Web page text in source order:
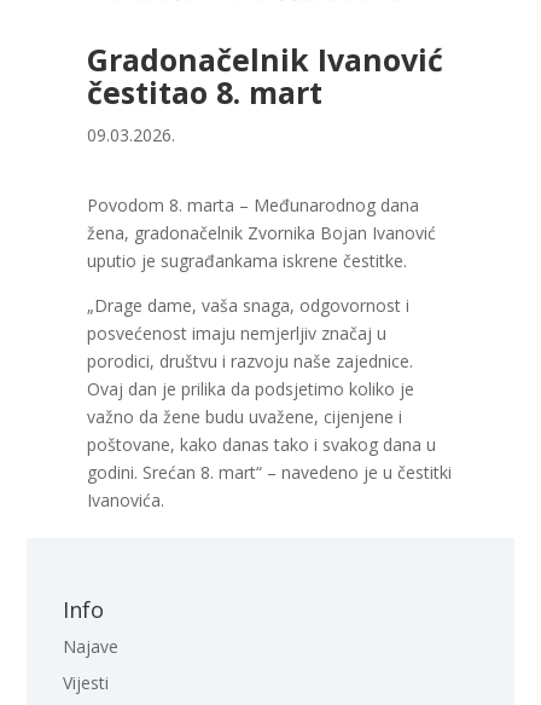
Gradonačelnik Ivanović
čestitao 8. mart
09.03.2026.
Povodom 8. marta – Međunarodnog dana
žena, gradonačelnik Zvornika Bojan Ivanović
uputio je sugrađankama iskrene čestitke.
„Drage dame, vaša snaga, odgovornost i
posvećenost imaju nemjerljiv značaj u
porodici, društvu i razvoju naše zajednice.
Ovaj dan je prilika da podsjetimo koliko je
važno da žene budu uvažene, cijenjene i
poštovane, kako danas tako i svakog dana u
godini. Srećan 8. mart“ – navedeno je u čestitki
Ivanovića.
Info
Najave
Vijesti